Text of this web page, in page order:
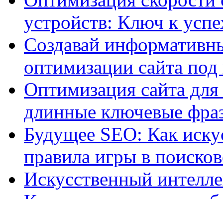
устройств: Ключ к
Создавай
оптимизации сайта
Оптимизация сайта
длинные ключевые
Будущее SEO: Как
правила игры в
Искусственный